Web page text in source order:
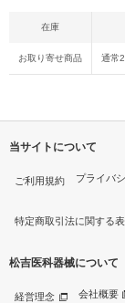
在庫
お取り寄せ商品 通常
当サイトについて
ご利用規約 プライバ
特定商取引法に関する
松吉医科器械について
経営理念 会社概要